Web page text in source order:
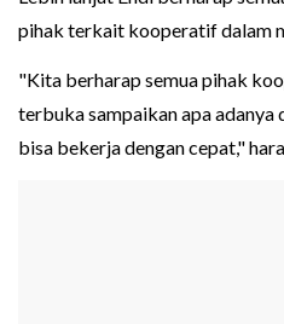
pihak terkait kooperatif dalam
"Kita berharap semua pihak
terbuka sampaikan apa adanya
bisa bekerja dengan cepat,"